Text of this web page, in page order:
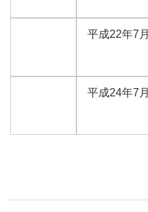
平成22年7月
平成24年7月